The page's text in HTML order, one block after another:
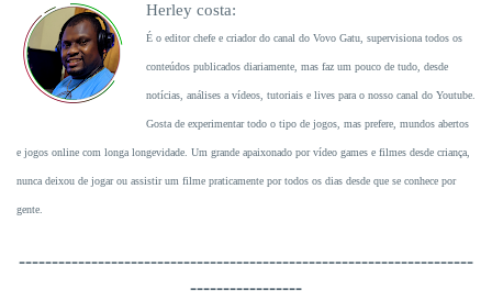
Herley costa:
É o editor chefe e criador do canal do Vovo Gatu, supervisiona todos os
conteúdos publicados diariamente, mas faz um pouco de tudo, desde
notícias, análises a vídeos, tutoriais e lives para o nosso canal do Youtube.
Gosta de experimentar todo o tipo de jogos, mas prefere, mundos abertos
e jogos online com longa longevidade. Um grande apaixonado por vídeo games e filmes desde criança,
nunca deixou de jogar ou assistir um filme praticamente por todos os dias desde que se conhece por
gente.
---------------------------------------------------------------------
-----------------